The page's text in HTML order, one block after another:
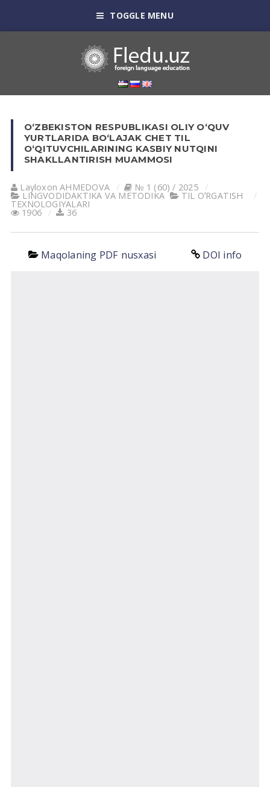
TOGGLE MENU
O‘ZBEKISTON RESPUBLIKASI OLIY O‘QUV
YURTLARIDA BO‘LAJAK CHET TIL
O‘QITUVCHILARINING KASBIY NUTQINI
SHAKLLANTIRISH MUAMMOSI
Layloxon АHMEDOVА № 1 (60) / 2025
LINGVODIDАKTIKА VА METODIKА TIL OʼRGАTISH
TEXNOLOGIYALАRI
1906 36
Maqolaning PDF nusxasi DOI info